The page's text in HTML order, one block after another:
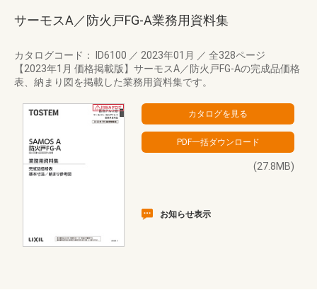
サーモスA／防火戸FG-A業務用資料集
カタログコード： ID6100 ／ 2023年01月 ／ 全328ページ
【2023年1月 価格掲載版】サーモスA／防火戸FG-Aの完成品価格
表、納まり図を掲載した業務用資料集です。
(27.8MB)
お知らせ表示